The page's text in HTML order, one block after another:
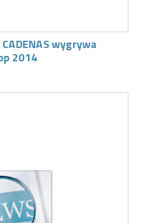
wygrywa
2014